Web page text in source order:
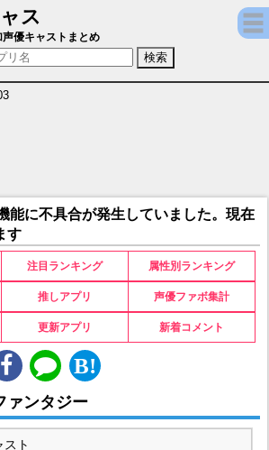
ス
ーファンタジー キャラ＆声優（
声優キャストまとめ
能に不具合が発生していました。現在
す
注目ランキング 属性別ランキング
推しアプリ 声優ファボ集計
更新アプリ 新着コメント
ァンタジー
スト